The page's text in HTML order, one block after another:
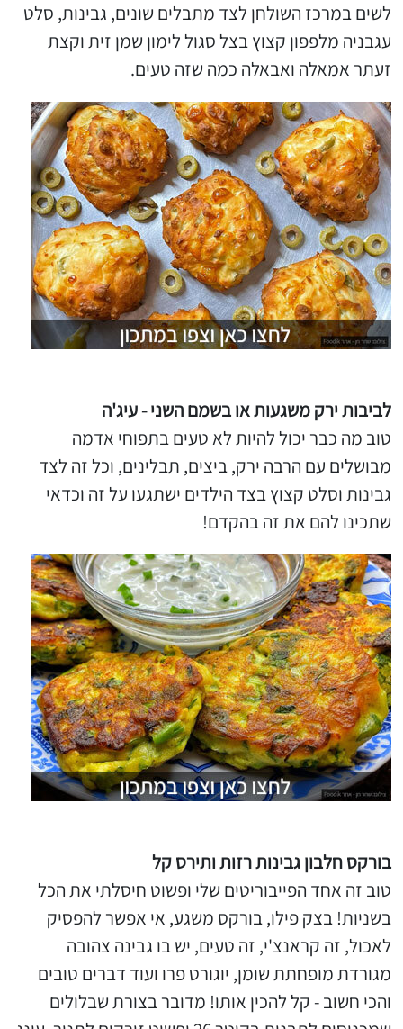
לשים במרכז השולחן לצד מתבלים שונים, גבינות, סלט
עגבניה מלפפון קצוץ בצל סגול לימון שמן זית וקצת
זעתר אמאלה ואבאלה כמה שזה טעים.
לביבות ירק משגעות או בשמם השני - עיג'ה
טוב מה כבר יכול להיות לא טעים בתפוחי אדמה
מבושלים עם הרבה ירק, ביצים, תבלינים, וכל זה לצד
גבינות וסלט קצוץ בצד הילדים ישתגעו על זה וכדאי
שתכינו להם את זה בהקדם!
בורקס חלבון גבינות רזות ותירס קל
טוב זה אחד הפייבוריטים שלי ופשוט חיסלתי את הכל
בשניות! בצק פילו, בורקס משגע, אי אפשר להפסיק
לאכול, זה קראנצ'י, זה טעים, יש בו גבינה צהובה
מגורדת מופחתת שומן, יוגורט פרו ועוד דברים טובים
והכי חשוב - קל להכין אותו! מדובר בצורת שבלולים